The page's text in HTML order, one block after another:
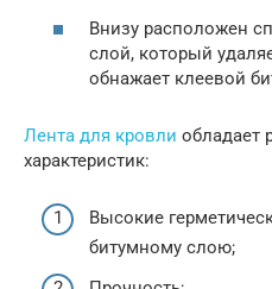
Внизу расположен
слой, который
обнажает клеевой
Лента для кровли обладает
характеристик:
Высокие
битумному слою;